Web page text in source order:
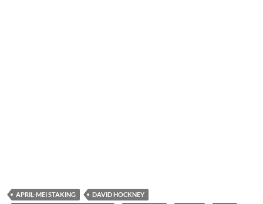
APRIL-MEI STAKING
DAVID HOCKNEY